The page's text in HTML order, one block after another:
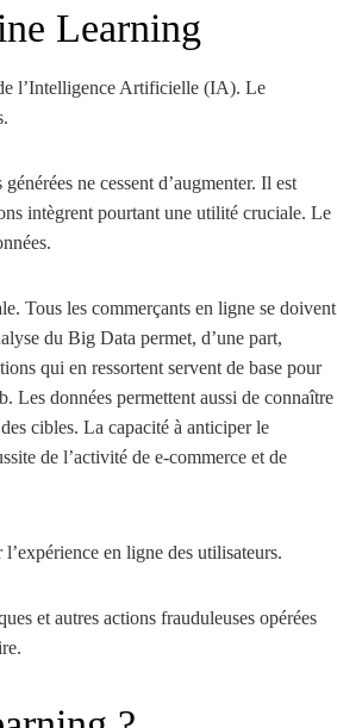
Learning
l’Intelligence Artificielle (IA). Le
ne cessent d’augmenter. Il est
intègrent pourtant une utilité cruciale. Le
Tous les commerçants en ligne se doivent
du Big Data permet, d’une part,
qui en ressortent servent de base pour
Les données permettent aussi de connaître
cibles. La capacité à anticiper le
de l’activité de e-commerce et de
en ligne des utilisateurs.
et autres actions frauduleuses opérées